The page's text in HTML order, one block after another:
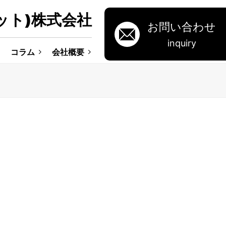
ト)株式会社
コラム 会社概要
お問い合わせ
inquiry